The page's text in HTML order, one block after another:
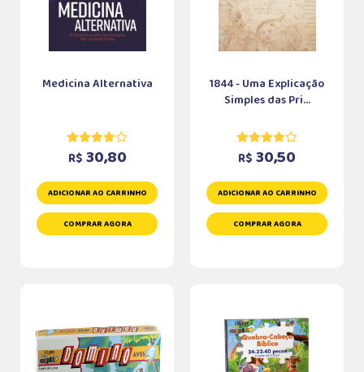
Medicina Alternativa
R$ 30,80
ADICIONAR AO CARRINHO
COMPRAR AGORA
1844 - Uma Explicação
Simples das Pri...
R$ 30,50
ADICIONAR AO CARRINHO
COMPRAR AGORA